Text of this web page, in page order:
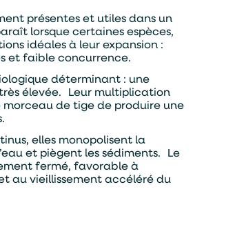
présentes et utiles dans un
lorsque certaines espèces,
idéales à leur expansion :
et faible concurrence.
déterminant : une
élevée. Leur multiplication
de tige de produire une
elles monopolisent la
et piègent les sédiments. Le
fermé, favorable à
au vieillissement accéléré du